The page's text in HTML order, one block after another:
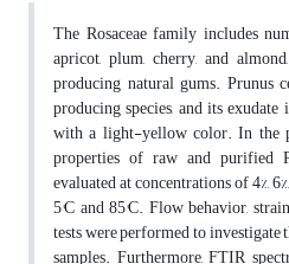
The Rosaceae family includes
apricot, plum, cherry, and
producing natural gums. Prunus
producing species, and its
with a light-yellow color. In the
properties of raw and purified
evaluated at concentrations of 4%,
5°C and 85°C. Flow behavior,
tests were performed to